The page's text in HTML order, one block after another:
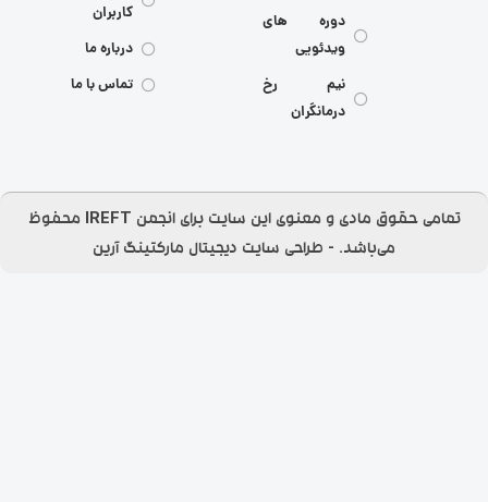
دوره های
ویدئویی
نیم رخ
درمانگران
کاربران
درباره ما
تماس با ما
تمامی حقوق مادی و معنوی این سایت برای انجمن IREFT محفوظ
می‌باشد.​ - طراحی سایتدیجیتال مارکتینگ آرین